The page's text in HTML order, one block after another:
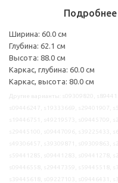
Подробнее
Ширина: 60.0 см
Глубина: 62.1 см
Высота: 88.0 см
Каркас, глубина: 60.0 см
Каркас, высота: 80.0 см